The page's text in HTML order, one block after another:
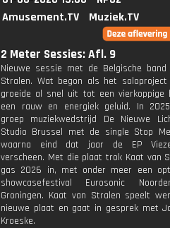
Amusement.TV
Muziek.TV
2 Meter Sessies: Afl. 9
Nieuwe sessie met de Belgische
Stralen. Wat begon als het
groeide al snel uit tot een vierkoppige
een rauw en energiek geluid. In
groep muziekwedstrijd De Nieuwe
Studio Brussel met de single Stop
waarna eind dat jaar de EP
verscheen. Met die plaat trok Kaat van
gas 2026 in, met onder meer een
showcasefestival Eurosonic
Groningen. Kaat van Stralen speelt
nieuwe plaat en gaat in gesprek met
Kroeske.